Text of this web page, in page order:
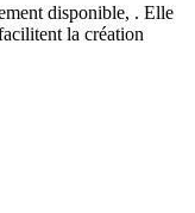
disponible, . Elle
la création